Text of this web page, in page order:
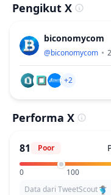
Pengikut X
biconomycom
@biconomycom
+2
Performa X
81 Poor
0 100
Data dari TweetScout